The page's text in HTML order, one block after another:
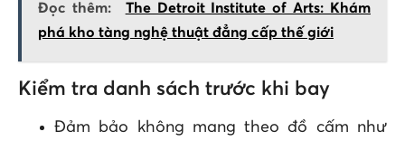
Đọc thêm:
The Detroit Institute of Arts: Khám
phá kho tàng nghệ thuật đẳng cấp thế giới
Kiểm tra danh sách trước khi bay
Đảm bảo không mang theo đồ cấm như